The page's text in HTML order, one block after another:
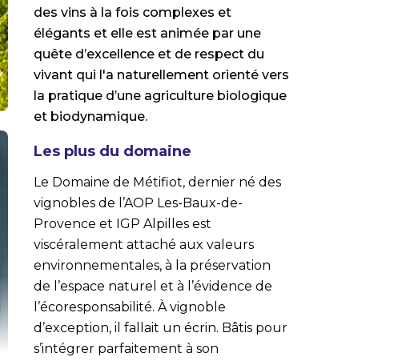
des vins à la fois complexes et
élégants et elle est animée par une
quête d’excellence et de respect du
vivant qui l'a naturellement orienté vers
la pratique d’une agriculture biologique
et biodynamique.
Les plus du domaine
Le Domaine de Métifiot, dernier né des
vignobles de l’AOP Les-Baux-de-
Provence et IGP Alpilles est
viscéralement attaché aux valeurs
environnementales, à la préservation
de l’espace naturel et à l’évidence de
l’écoresponsabilité. À vignoble
d’exception, il fallait un écrin. Bâtis pour
s’intégrer parfaitement à son